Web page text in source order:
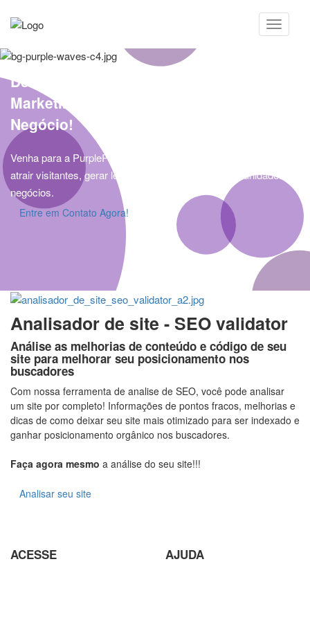
Descubra a Poderosa Solução do
Marketing Digital para o Sucesso do Seu
Negócio!
Venha para a PurplePier e tenha uma máquina eficiente de
atrair visitantes, gerar leads e conquistar boas oportunidades de
negócios.
Entre em Contato Agora!
Analisador de site - SEO validator
Análise as melhorias de conteúdo e código de seu
site para melhorar seu posicionamento nos
buscadores
Com nossa ferramenta de analise de SEO, você pode analisar
um site por completo! Informações de pontos fracos, melhorias e
dicas de como deixar seu site mais otimizado para ser indexado e
ganhar posicionamento orgânico nos buscadores.
Faça agora mesmo a análise do seu site!!!
Analisar seu site
ACESSE AJUDA